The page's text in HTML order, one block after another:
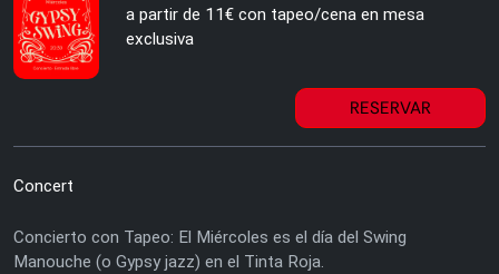
a partir de 11€ con tapeo/cena en mesa
exclusiva
RESERVAR
Concert
Concierto con Tapeo: El Miércoles es el día del Swing
Manouche (o Gypsy jazz) en el Tinta Roja.